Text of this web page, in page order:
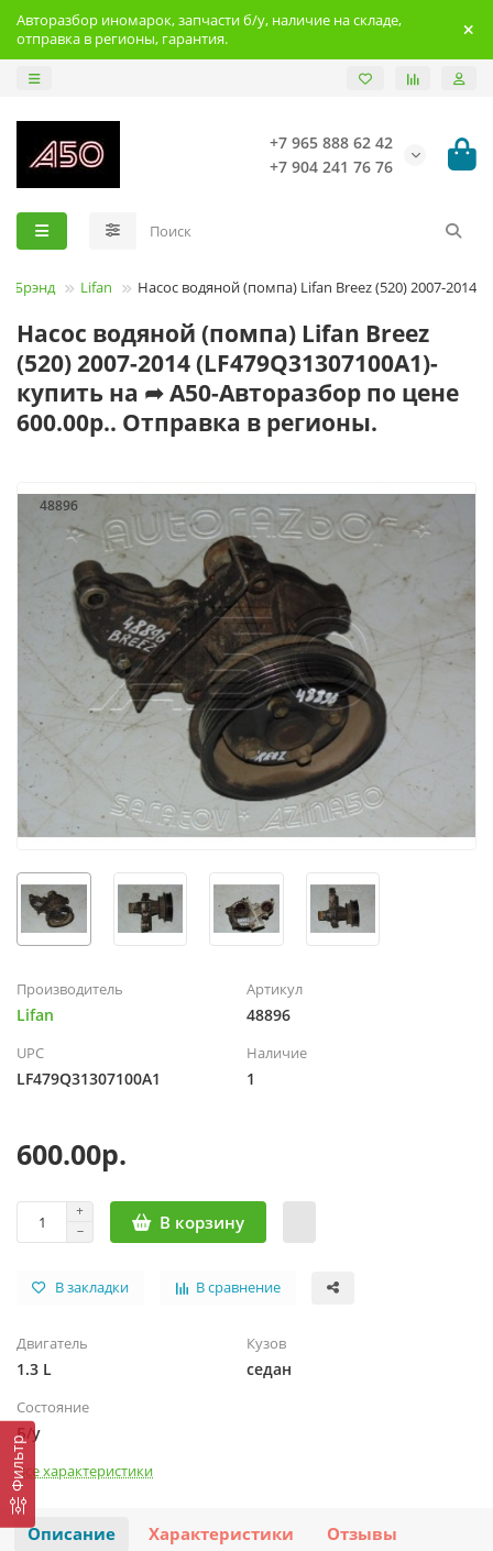
Авторазбор иномарок, запчасти б/у, наличие на складе,
отправка в регионы, гарантия.
+7 965 888 62 42
+7 904 241 76 76
Брэнд Lifan Насос водяной (помпа) Lifan Breez (520) 2007-2014
Насос водяной (помпа) Lifan Breez
(520) 2007-2014 (LF479Q31307100A1)-
купить на ➦ А50-Авторазбор по цене
600.00р.. Отправка в регионы.
Фильтр
48896
Производитель
Lifan
Артикул
48896
UPC
LF479Q31307100A1
Наличие
1
600.00р.
В корзину
В закладки В сравнение
Двигатель
1.3 L
Кузов
седан
Состояние
Б/у
Все характеристики
Описание Характеристики Отзывы